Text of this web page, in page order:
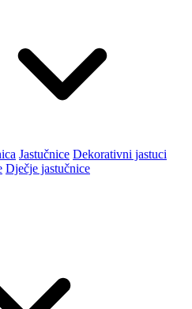
Jastučnice Dekorativni jastuci
Dječje jastučnice